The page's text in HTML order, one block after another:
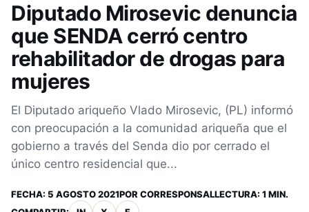
Diputado Mirosevic denuncia
que SENDA cerró centro
rehabilitador de drogas para
mujeres
El Diputado ariqueño Vlado Mirosevic, (PL) informó
con preocupación a la comunidad ariqueña que el
gobierno a través del Senda dio por cerrado el
único centro residencial que...
FECHA: 5 AGOSTO 2021POR CORRESPONSALLECTURA: 1 MIN.